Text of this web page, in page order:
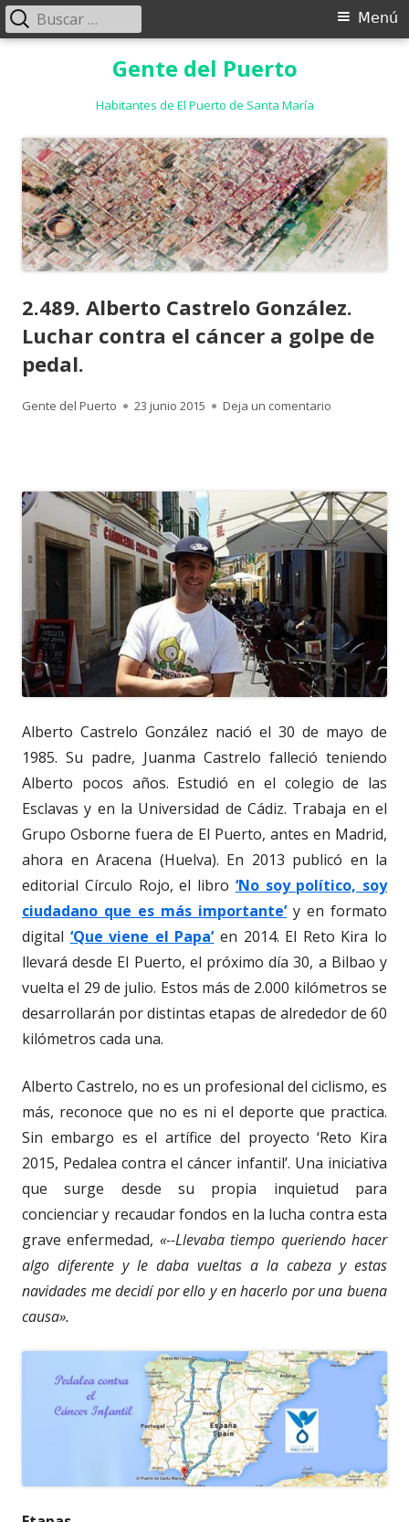
Gente del Puerto
Habitantes de El Puerto de Santa María
Menú
Menú
Buscar:
2.489. Alberto Castrelo González.
Luchar contra el cáncer a golpe de
pedal.
Autor
Gente del Puerto
Publicado
23 junio 2015 Deja un comentario
Alberto Castrelo González nació el 30 de mayo de
1985. Su padre, Juanma Castrelo falleció teniendo
Alberto pocos años. Estudió en el colegio de las
Esclavas y en la Universidad de Cádiz. Trabaja en el
Grupo Osborne fuera de El Puerto, antes en Madrid,
ahora en Aracena (Huelva). En 2013 publicó en la
editorial Círculo Rojo, el libro ‘No soy político, soy
ciudadano que es más importante’y en formato
digital ‘Que viene el Papa’en 2014. El Reto Kira lo
llevará desde El Puerto, el próximo día 30, a Bilbao y
vuelta el 29 de julio. Estos más de 2.000 kilómetros se
desarrollarán por distintas etapas de alrededor de 60
kilómetros cada una.
Alberto Castrelo, no es un profesional del ciclismo, es
más, reconoce que no es ni el deporte que practica.
Sin embargo es el artífice del proyecto ‘Reto Kira
2015, Pedalea contra el cáncer infantil’. Una iniciativa
que surge desde su propia inquietud para
concienciar y recaudar fondos en la lucha contra esta
grave enfermedad, «--Llevaba tiempo queriendo hacer
algo diferente y le daba vueltas a la cabeza y estas
navidades me decidí por ello y en hacerlo por una buena
causa».